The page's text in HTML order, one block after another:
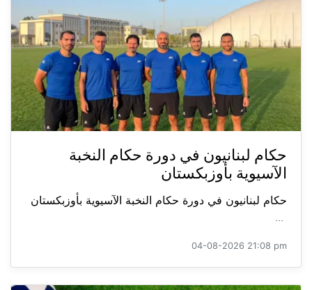
حكام لبنانيون في دورة حكام النخبة
الآسيوية بأوزبكستان
حكام لبنانيون في دورة حكام النخبة الآسيوية بأوزبكستان
...
04-08-2026 21:08 pm